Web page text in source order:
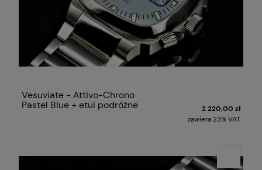
Vesuviate - Attivo-Chrono
Pastel Blue + etui podróżne
2 220,00 zł
zawiera 23% VAT